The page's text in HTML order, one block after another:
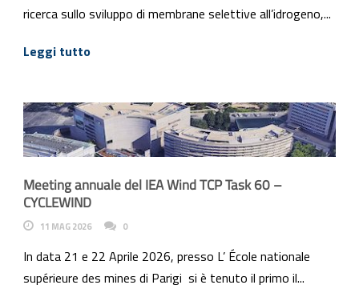
ricerca sullo sviluppo di membrane selettive all’idrogeno,...
Leggi tutto
Meeting annuale del IEA Wind TCP Task 60 –
CYCLEWIND
11 MAG 2026 0
In data 21 e 22 Aprile 2026, presso L’ École nationale
supérieure des mines di Parigi si è tenuto il primo il...